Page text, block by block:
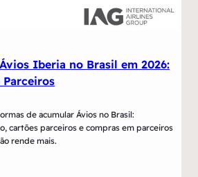
Iberia no Brasil em 2026:
de acumular Ávios no Brasil:
cartões parceiros e compras em parceiros
rende mais.